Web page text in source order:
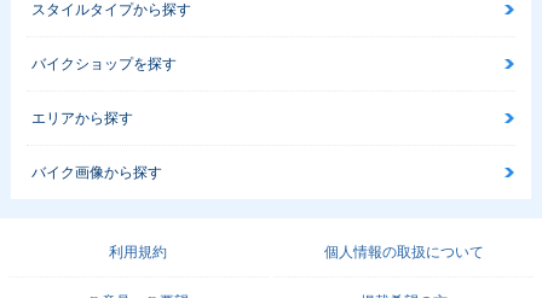
スタイルタイプから探す
バイクショップを探す
エリアから探す
バイク画像から探す
利用規約 個人情報の取扱について